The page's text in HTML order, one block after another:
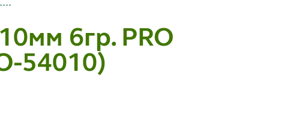
6гр. PRO
54010)